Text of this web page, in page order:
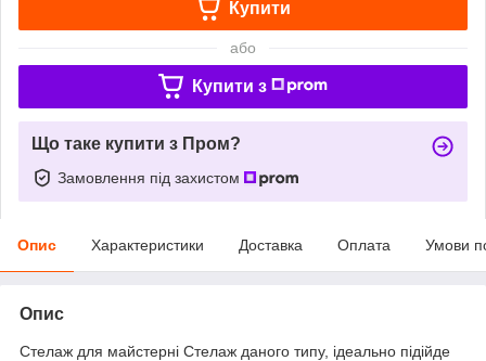
Купити
або
Купити з
Що таке купити з Пром?
Замовлення під захистом
Опис Характеристики Доставка Оплата Умови
Опис
Стелаж для майстерні Стелаж даного типу, ідеально підійде